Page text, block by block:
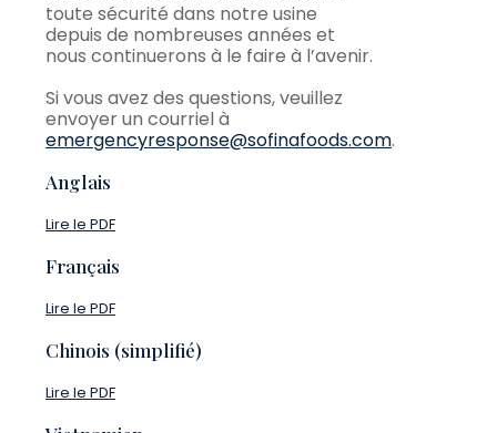
toute sécurité dans notre usine
depuis de nombreuses années et
nous continuerons à le faire à l’avenir.
Si vous avez des questions, veuillez
envoyer un courriel à
emergencyresponse@sofinafoods.com.
Anglais
Lire le PDF
Français
Lire le PDF
Chinois (simplifié)
Lire le PDF